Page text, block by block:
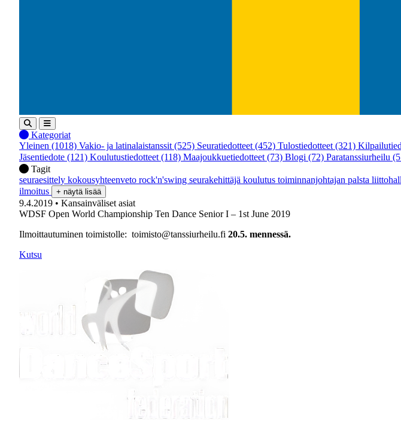
Kategoriat
Yleinen (1018) Vakio- ja latinalaistanssit (525) Seuratiedotteet (452) Tulostiedotteet (321)
Jäsentiedote (121) Koulutustiedotteet (118) Maajoukkuetiedotteet (73) Blogi (72) Paratanssiurheilu
Tagit
seuraesittely kokousyhteenveto rock'n'swing seurakehittäjä koulutus toiminnanjohtajan palsta
ilmoitus
+ näytä lisää
9.4.2019 • Kansainväliset asiat
WDSF Open World Championship Ten Dance Senior I – 1st June 2019
Ilmoittautuminen toimistolle: toimisto@tanssiurheilu.fi 20.5. mennessä.
Kutsu